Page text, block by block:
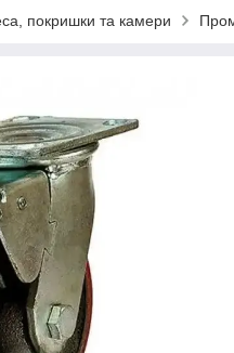
покришки та камери